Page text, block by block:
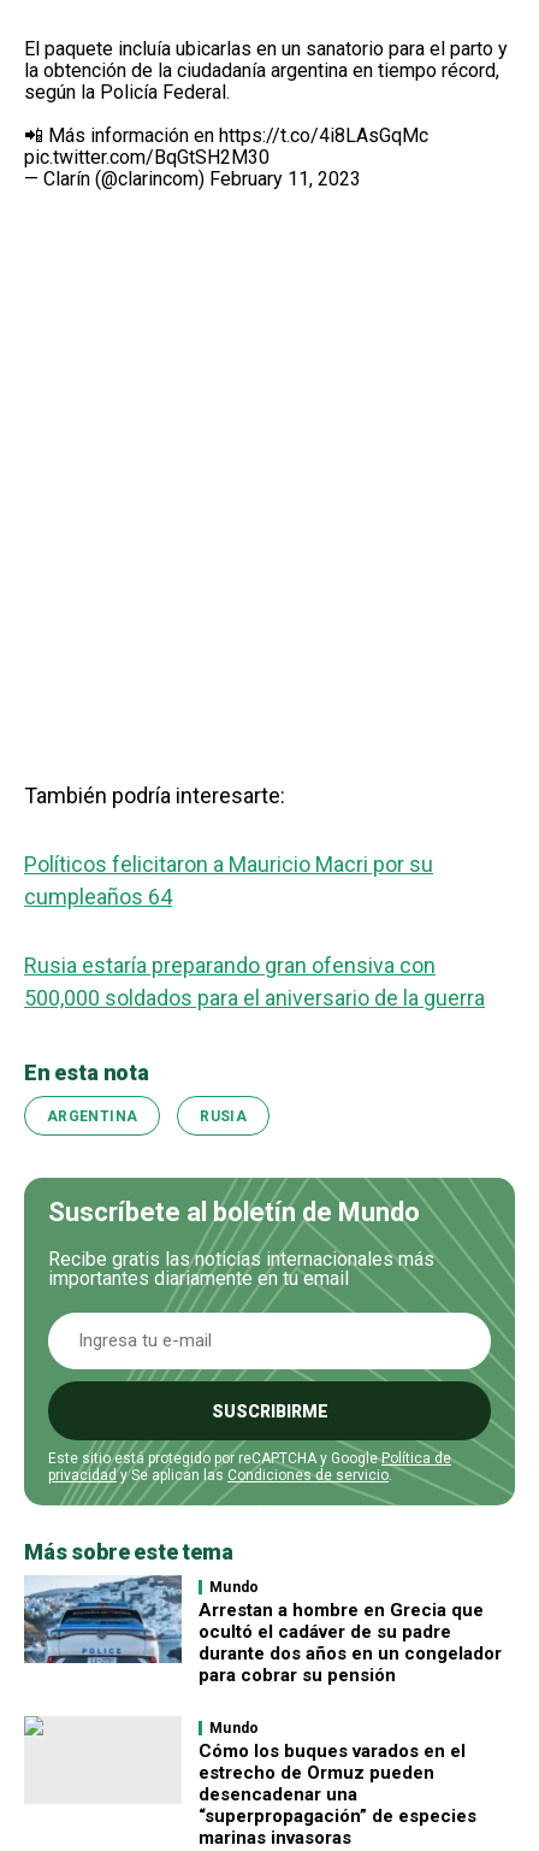
El paquete incluía ubicarlas en un sanatorio para el parto y
la obtención de la ciudadanía argentina en tiempo récord,
según la Policía Federal.
📲 Más información en https://t.co/4i8LAsGqMc
pic.twitter.com/BqGtSH2M30
— Clarín (@clarincom) February 11, 2023
También podría interesarte:
Políticos felicitaron a Mauricio Macri por su
cumpleaños 64
Rusia estaría preparando gran ofensiva con
500,000 soldados para el aniversario de la guerra
En esta nota
ARGENTINA RUSIA
Suscríbete al boletín de Mundo
Recibe gratis las noticias internacionales más
importantes diariamente en tu email
SUSCRIBIRME
Este sitio está protegido por reCAPTCHA y GooglePolítica de
privacidady Se aplican las Condiciones de servicio.
Más sobre este tema
Mundo
Arrestan a hombre en Grecia que
ocultó el cadáver de su padre
durante dos años en un congelador
para cobrar su pensión
Mundo
Cómo los buques varados en el
estrecho de Ormuz pueden
desencadenar una
“superpropagación” de especies
marinas invasoras